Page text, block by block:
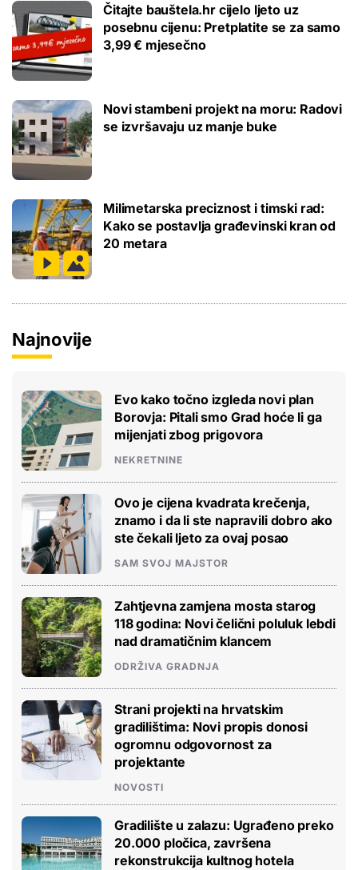
Čitajte bauštela.hr cijelo ljeto uz
posebnu cijenu: Pretplatite se za samo
3,99 € mjesečno
Novi stambeni projekt na moru: Radovi
se izvršavaju uz manje buke
Milimetarska preciznost i timski rad:
Kako se postavlja građevinski kran od
20 metara
Najnovije
Evo kako točno izgleda novi plan
Borovja: Pitali smo Grad hoće li ga
mijenjati zbog prigovora
NEKRETNINE
Ovo je cijena kvadrata krečenja,
znamo i da li ste napravili dobro ako
ste čekali ljeto za ovaj posao
SAM SVOJ MAJSTOR
Zahtjevna zamjena mosta starog
118 godina: Novi čelični poluluk lebdi
nad dramatičnim klancem
ODRŽIVA GRADNJA
Strani projekti na hrvatskim
gradilištima: Novi propis donosi
ogromnu odgovornost za
projektante
NOVOSTI
Gradilište u zalazu: Ugrađeno preko
20.000 pločica, završena
rekonstrukcija kultnog hotela